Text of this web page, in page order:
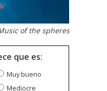
of the spheres
que es:
Muy bueno
Mediocre